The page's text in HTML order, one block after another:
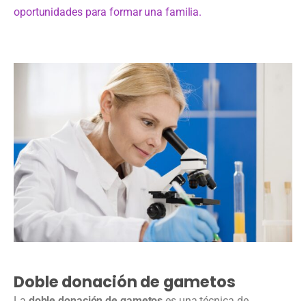
oportunidades para formar una familia.
Doble donación de gametos